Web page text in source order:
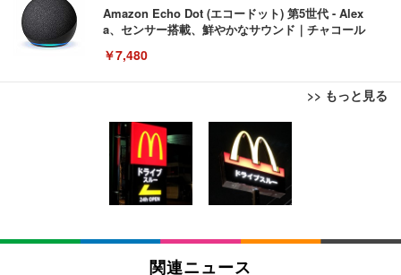
Amazon Echo Dot (エコードット) 第5世代 - Alex
a、センサー搭載、鮮やかなサウンド｜チャコール
￥7,480
>> もっと見る
[EdoErgo] オフィスチェア 椅子 テレワーク 疲れな
い 跳ね上げ式アームレスト コンパクト 約105度ロッ
キング pc 事務椅子 360度回転 座面昇降 強化ナイロ
ン樹脂ベース 通気性メッシュ 在宅ワーク H-WY01
(黒網+黒枠+黒足)
￥5,699
SIHOO B100 オフィスチェア／デスクチェア メッシ
ュチェア 人間工学 疲れない ブラック
EIZO ビジネス向けプレミアムモニター | FlexScan
EV3240X-WT | 31.5型4K UHD・USB Type-C・ホワ
イト
￥105,595
EIZO ビジネス向けプレミアムモニター | FlexScan
Amazonベーシック ペットシーツ 薄型 レギュラー 1
回使い捨て 無香料 ホワイト 300枚
￥3,373
Amazonベーシック ペットシーツ 厚型 ワイド 42枚
x2袋(84枚) ホワイト(吸収面:ライトブルー)
関連ニュース